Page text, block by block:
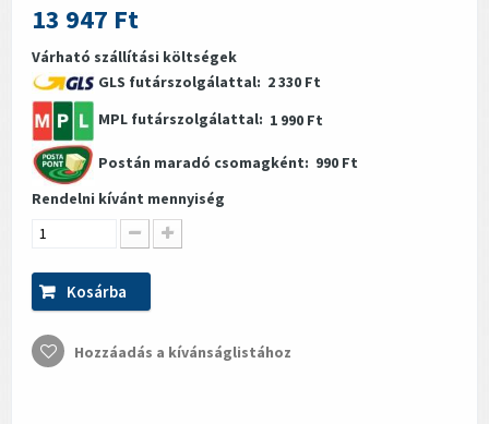
13 947 Ft
Várható szállítási költségek
GLS futárszolgálattal: 2 330 Ft
MPL futárszolgálattal: 1 990 Ft
Postán maradó csomagként: 990 Ft
Rendelni kívánt mennyiség
Kosárba
Hozzáadás a kívánságlistához